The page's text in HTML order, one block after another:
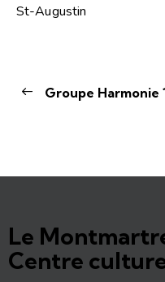
St-Augustin
Groupe Harmonie
Le
Centre